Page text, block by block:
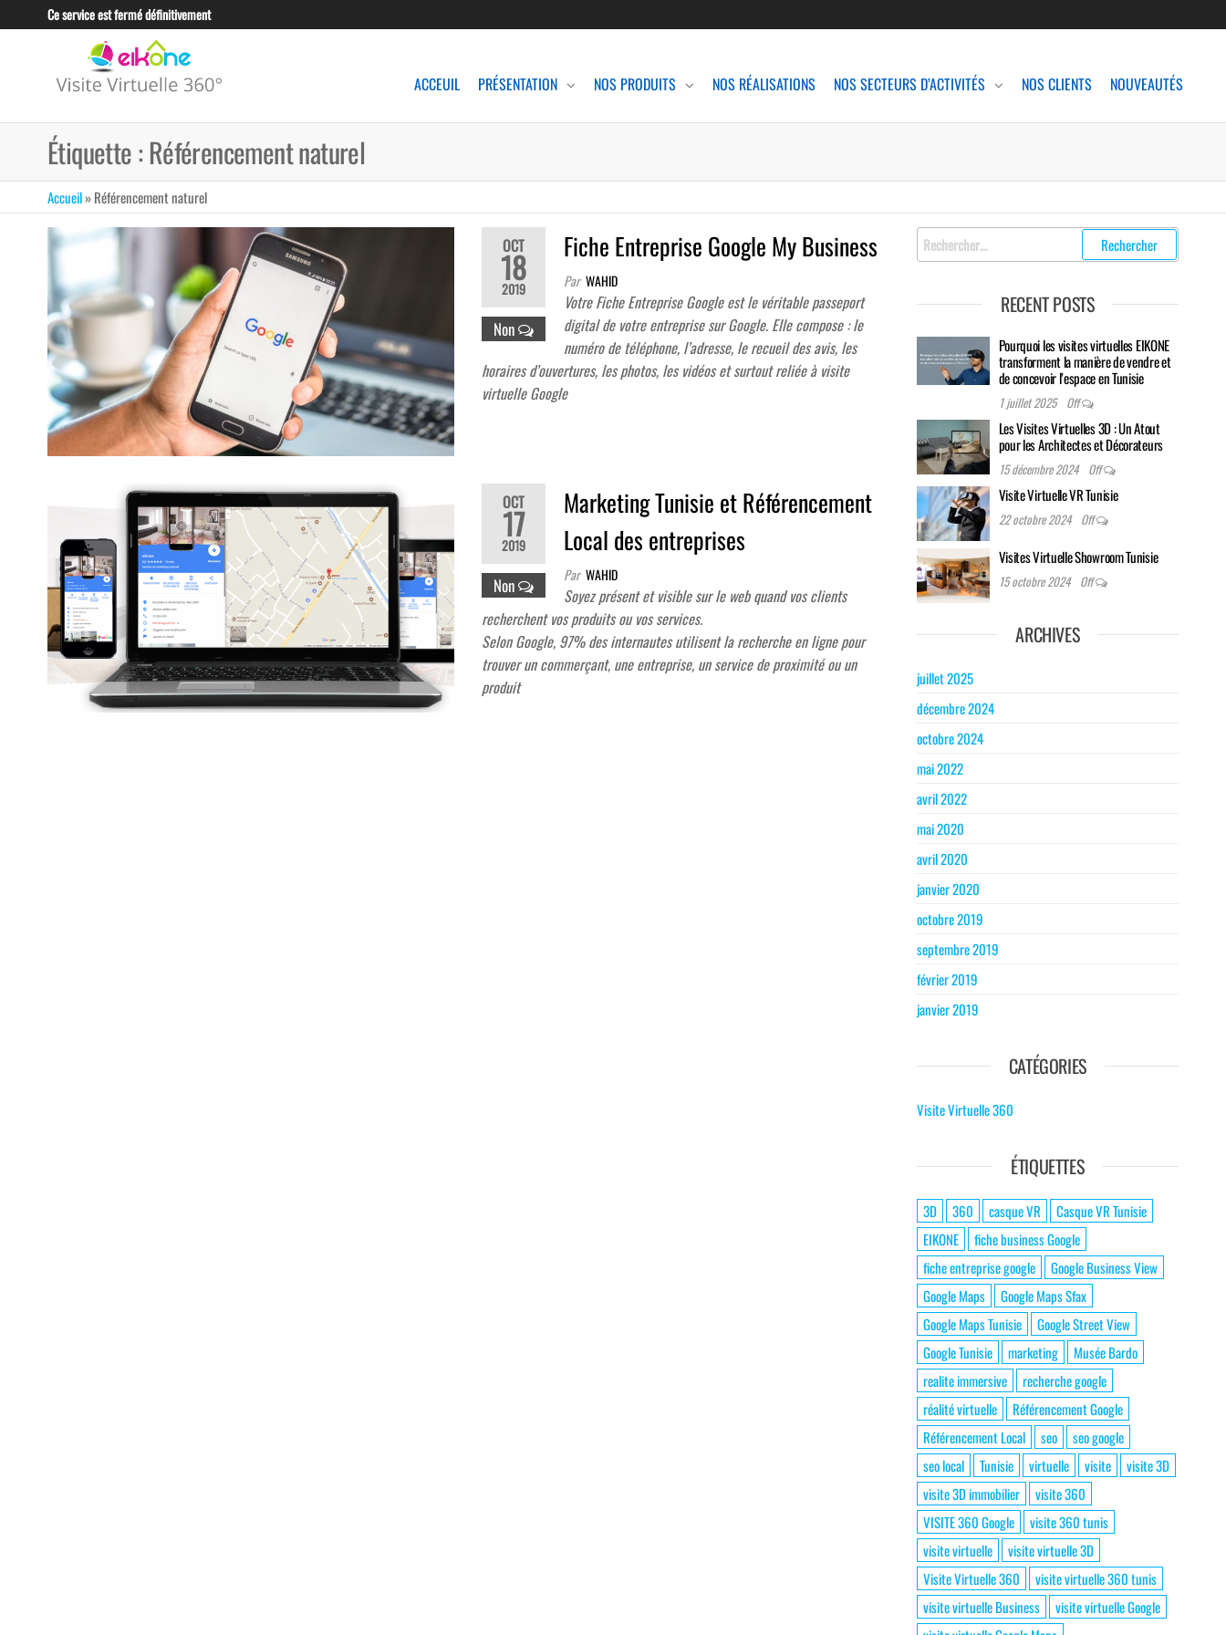
to
Ce service est fermé définitivement
VIRTUELLE
360°
PROFESSIONNELS
ACCEUIL PRÉSENTATION NOS PRODUITS NOS RÉALISATIONS NOS SECTEURS D’ACTIVITÉS NOS CLIENTS NOUVEAUTÉS
Étiquette : Référencement naturel
Accueil»Référencement naturel
OCT
18
2019
Non
Fiche Entreprise Google My Business
Par WAHID
Votre Fiche Entreprise Google est le véritable passeport
digital de votre entreprise sur Google. Elle compose : le
numéro de téléphone, l’adresse, le recueil des avis, les
horaires d’ouvertures, les photos, les vidéos et surtout reliée à visite
virtuelle Google
OCT
17
2019
Non
Marketing Tunisie et Référencement
Local des entreprises
Par WAHID
Soyez présent et visible sur le web quand vos clients
recherchent vos produits ou vos services.
Selon Google, 97% des internautes utilisent la recherche en ligne pour
trouver un commerçant, une entreprise, un service de proximité ou un
produit
Rechercher
:
RECENT POSTS
Pourquoi les visites virtuelles EIKONE
transforment la manière de vendre et
de concevoir l’espace en Tunisie
1 juillet 2025 Off
Les Visites Virtuelles 3D : Un Atout
pour les Architectes et Décorateurs
15 décembre 2024 Off
Visite Virtuelle VR Tunisie
22 octobre 2024 Off
Visites Virtuelle Showroom Tunisie
15 octobre 2024 Off
ARCHIVES
juillet 2025
décembre 2024
octobre 2024
mai 2022
avril 2022
mai 2020
avril 2020
janvier 2020
octobre 2019
septembre 2019
février 2019
janvier 2019
CATÉGORIES
Visite Virtuelle 360
ÉTIQUETTES
3D 360 casque VR
Casque VR Tunisie
EIKONE
fiche business Google
fiche entreprise google
Google Business View
Google Maps
Google Maps Sfax
Google Maps Tunisie
Google Street View
Google Tunisie
marketing
Musée Bardo
realite immersive
recherche google
réalité virtuelle
Référencement Google
Référencement Local
seo
seo google
seo local
Tunisie virtuelle visite
visite 3D
visite 3D immobilier
visite 360
VISITE 360 Google
visite 360 tunis
visite virtuelle
visite virtuelle 3D
Visite Virtuelle 360
visite virtuelle 360 tunis
visite virtuelle Business
visite virtuelle Google